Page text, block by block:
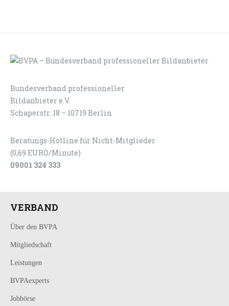
Bundesverband professioneller
Bildanbieter e.V.
Schaperstr. 18 – 10719 Berlin
Beratungs-Hotline für Nicht-Mitglieder
(0,69 EURO/Minute)
09001 324 333
VERBAND
Über den BVPA
Mitgliedschaft
Leistungen
BVPAexperts
Jobbörse